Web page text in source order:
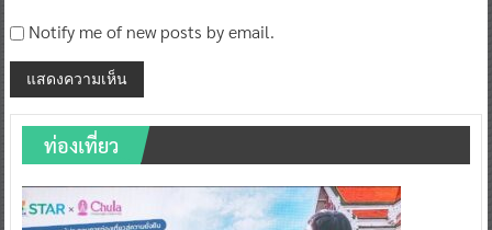
Notify me of new posts by email.
ท่องเที่ยว